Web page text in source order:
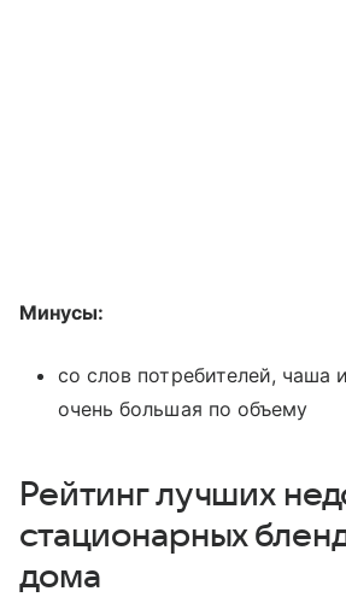
Минусы:
со слов потребителей, чаша
очень большая по объему
Рейтинг лучших
стационарных
дома